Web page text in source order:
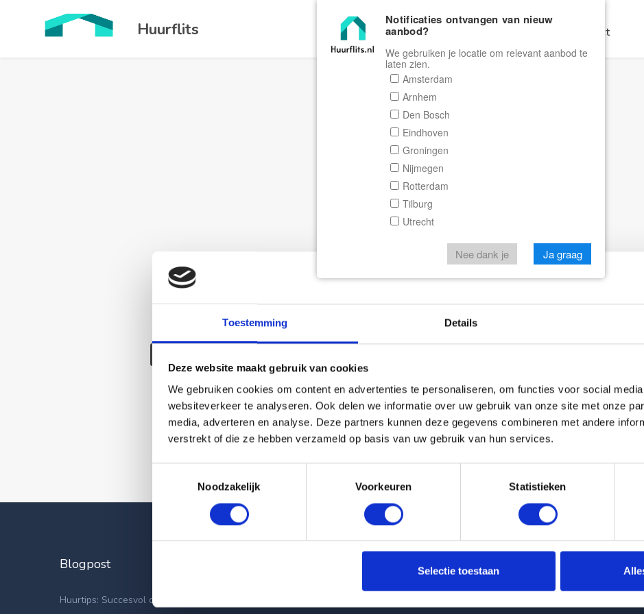
Toestemming Details
Deze website maakt gebruik van cookies
We gebruiken cookies om content en advertenties te personaliseren, om functies voor social
websiteverkeer te analyseren. Ook delen we informatie over uw gebruik van onze site met onze
media, adverteren en analyse. Deze partners kunnen deze gegevens combineren met andere
verstrekt of die ze hebben verzameld op basis van uw gebruik van hun services.
Noodzakelijk
Voorkeuren Statistieken
Selectie toestaan
Huurflits Home Zoeken Contact
Deze woning is helaas verhuurd/
Pagina niet gevonden
Terug naar woningoverzicht
Blogpost
Huurtips: Succesvol op zoek naar een nieuwe
Notificaties ontvangen van nieuw
aanbod?
We gebruiken je locatie om relevant aanbod te
laten zien.
Amsterdam
Arnhem
Den Bosch
Eindhoven
Groningen
Nijmegen
Rotterdam
Tilburg
Utrecht
Nee dank je Ja graag